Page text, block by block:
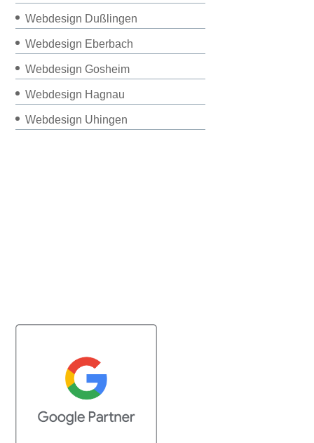
Webdesign Dußlingen
Webdesign Eberbach
Webdesign Gosheim
Webdesign Hagnau
Webdesign Uhingen